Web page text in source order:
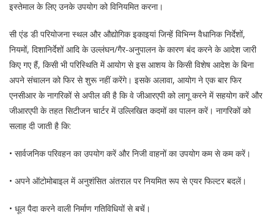
इस्तेमाल के लिए उनके उपयोग को विनियमित करना।
सी एंड डी परियोजना स्थल और औद्योगिक इकाइयां जिन्हें विभिन्न वैधानिक निर्देशों,
नियमों, दिशानिर्देशों आदि के उल्लंघन/गैर-अनुपालन के कारण बंद करने के आदेश जारी
किए गए हैं, किसी भी परिस्थिति में आयोग से इस आशय के किसी विशेष आदेश के बिना
अपने संचालन को फिर से शुरू नहीं करेंगे। इसके अलावा, आयोग ने एक बार फिर
एनसीआर के नागरिकों से अपील की है कि वे जीआरएपी को लागू करने में सहयोग करें और
जीआरएपी के तहत सिटीजन चार्टर में उल्लिखित कदमों का पालन करें। नागरिकों को
सलाह दी जाती है कि:
• सार्वजनिक परिवहन का उपयोग करें और निजी वाहनों का उपयोग कम से कम करें।
• अपने ऑटोमोबाइल में अनुशंसित अंतराल पर नियमित रूप से एयर फिल्टर बदलें।
• धूल पैदा करने वाली निर्माण गतिविधियों से बचें।